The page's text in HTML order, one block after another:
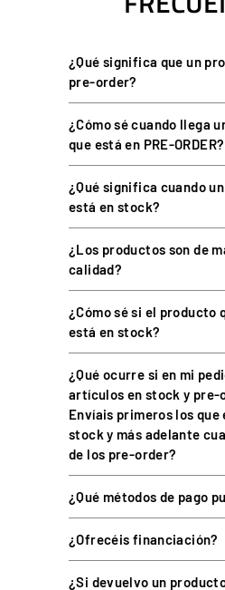
Plataforma: PC con Windows,
compatible con consolas
Funciona como dispositivo
cualquier volante conectado al
Juegos: American Truck
serie F1 y otros títulos de PC.
Montaje sobre mesa con la
cockpito a un soporte de
PREGUNTAS
¿La PXN CB1 funciona en
¿Necesita instalar drivers o
¿Cuántos botones tiene y de
¿Qué significa que un
pre-order?
¿Cómo sé cuando llega
que está en PRE-ORDER?
¿Qué significa cuando
está en stock?
¿Los productos son de
calidad?
¿Cómo sé si el producto
está en stock?
¿Qué ocurre si en mi
artículos en stock y pre-
Envíais primeros los que
stock y más adelante
de los pre-order?
¿Qué métodos de pago
¿Ofrecéis financiación?
¿Si devuelvo un